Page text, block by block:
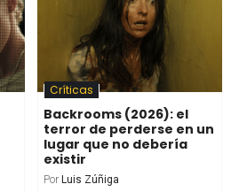
Críticas
Backrooms (2026): el
terror de perderse en un
lugar que no debería
existir
Por Luis Zúñiga